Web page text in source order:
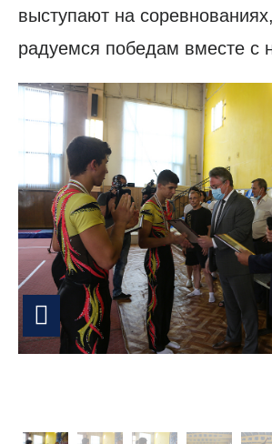
выступают на
радуемся победам вместе с